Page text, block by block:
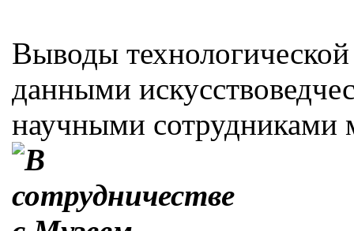
Выводы
данными
научными сотрудниками